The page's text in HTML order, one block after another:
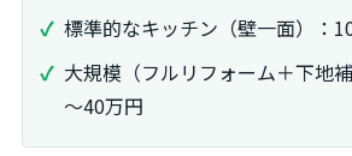
標準的なキッチン（壁一面）：
大規模（フルリフォーム＋下地
～40万円